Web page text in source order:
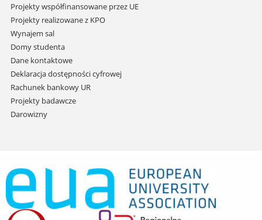
Projekty współfinansowane przez UE
Projekty realizowane z KPO
Wynajem sal
Domy studenta
Dane kontaktowe
Deklaracja dostępności cyfrowej
Rachunek bankowy UR
Projekty badawcze
Darowizny